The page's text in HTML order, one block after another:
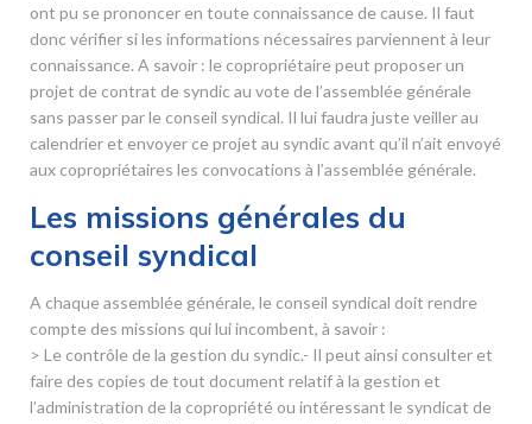
ont pu se prononcer en toute connaissance de cause. Il faut
donc vérifier si les informations nécessaires parviennent à leur
connaissance. A savoir : le copropriétaire peut proposer un
projet de contrat de syndic au vote de l’assemblée générale
sans passer par le conseil syndical. Il lui faudra juste veiller au
calendrier et envoyer ce projet au syndic avant qu’il n’ait envoyé
aux copropriétaires les convocations à l’assemblée générale.
Les missions générales du
conseil syndical
A chaque assemblée générale, le conseil syndical doit rendre
compte des missions qui lui incombent, à savoir :
> Le contrôle de la gestion du syndic.- Il peut ainsi consulter et
faire des copies de tout document relatif à la gestion et
l’administration de la copropriété ou intéressant le syndicat de